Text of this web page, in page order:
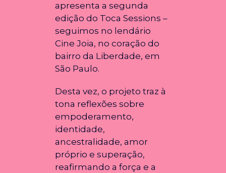
apresenta a segunda
edição do Toca Sessions –
seguimos no lendário
Cine Joia, no coração do
bairro da Liberdade, em
São Paulo.
Desta vez, o projeto traz à
tona reflexões sobre
empoderamento,
identidade,
ancestralidade, amor
próprio e superação,
reafirmando a força e a